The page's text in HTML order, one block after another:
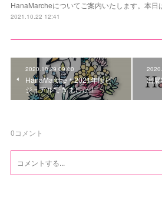
HanaMarcheについてご案内いたします。本日
2021.10.22 12:41
2020.10.29 09:00
HanaMarche＊2021年版ビ
ジュアルできました！
出
0コメント